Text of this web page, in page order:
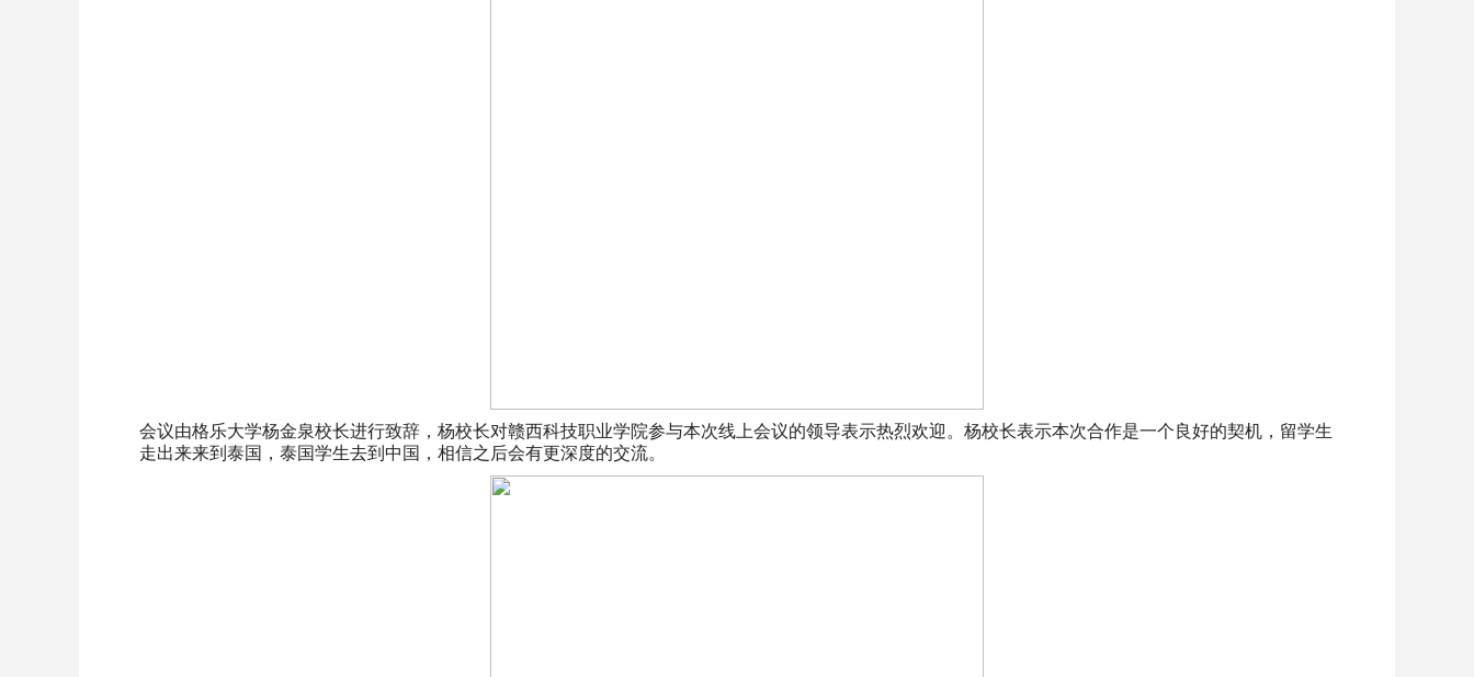
会议由格乐大学杨金泉校长进行致辞，杨校长对赣西科技职业学院参与本次线上会议的领导表示热烈欢迎。杨校长表示本次合作是一个良好的契机，留学生
走出来来到泰国，泰国学生去到中国，相信之后会有更深度的交流。